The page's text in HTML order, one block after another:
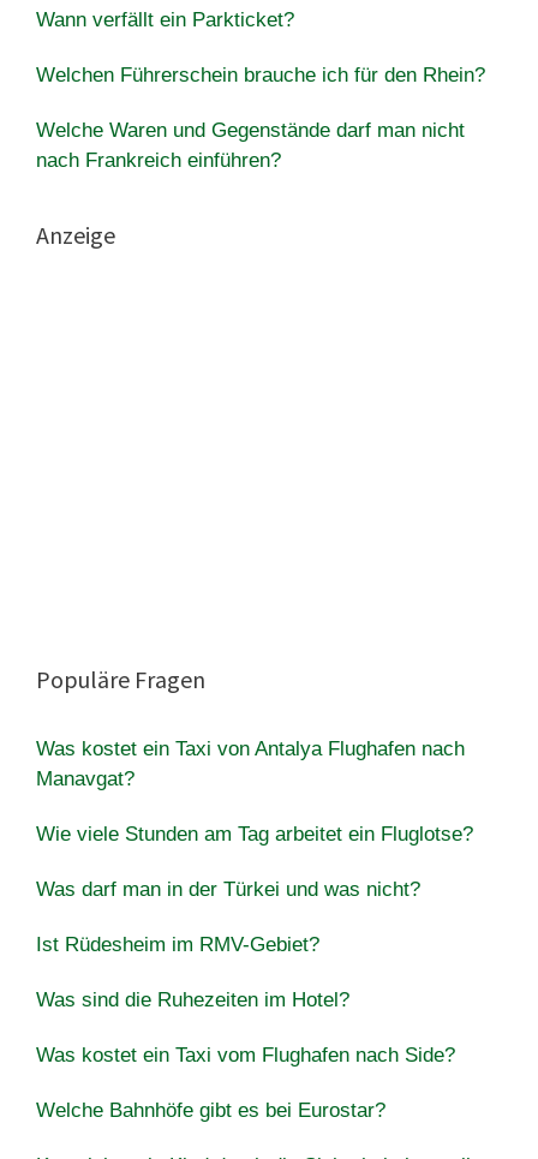
Wann verfällt ein Parkticket?
Welchen Führerschein brauche ich für den Rhein?
Welche Waren und Gegenstände darf man nicht
nach Frankreich einführen?
Anzeige
Populäre Fragen
Was kostet ein Taxi von Antalya Flughafen nach
Manavgat?
Wie viele Stunden am Tag arbeitet ein Fluglotse?
Was darf man in der Türkei und was nicht?
Ist Rüdesheim im RMV-Gebiet?
Was sind die Ruhezeiten im Hotel?
Was kostet ein Taxi vom Flughafen nach Side?
Welche Bahnhöfe gibt es bei Eurostar?